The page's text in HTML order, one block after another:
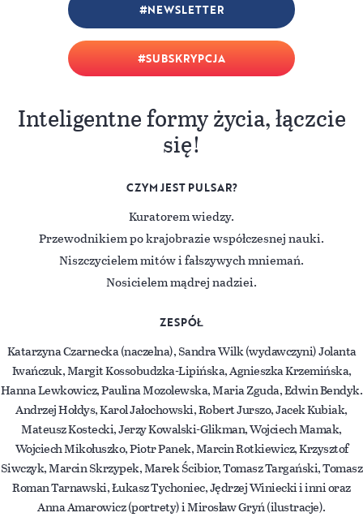
SUBSKRYPCJA
NEWSLETTER
Inteligentne formy życia, łączcie
się!
CZYM JEST PULSAR?
Kuratorem wiedzy.
Przewodnikiem po krajobrazie współczesnej nauki.
Niszczycielem mitów i fałszywych mniemań.
Nosicielem mądrej nadziei.
ZESPÓŁ
Katarzyna Czarnecka (naczelna), Sandra Wilk (wydawczyni) Jolanta
Iwańczuk, Margit Kossobudzka-Lipińska, Agnieszka Krzemińska,
Hanna Lewkowicz, Paulina Mozolewska, Maria Zguda, Edwin Bendyk.
Andrzej Hołdys, Karol Jałochowski, Robert Jurszo, Jacek Kubiak,
Mateusz Kostecki, Jerzy Kowalski-Glikman, Wojciech Mamak,
Wojciech Mikołuszko, Piotr Panek, Marcin Rotkiewicz, Krzysztof
Siwczyk, Marcin Skrzypek, Marek Ścibior, Tomasz Targański, Tomasz
Roman Tarnawski, Łukasz Tychoniec, Jędrzej Winiecki i inni oraz
Anna Amarowicz (portrety) i Mirosław Gryń (ilustracje).